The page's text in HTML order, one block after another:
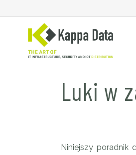
Luki w
Niniejszy poradnik